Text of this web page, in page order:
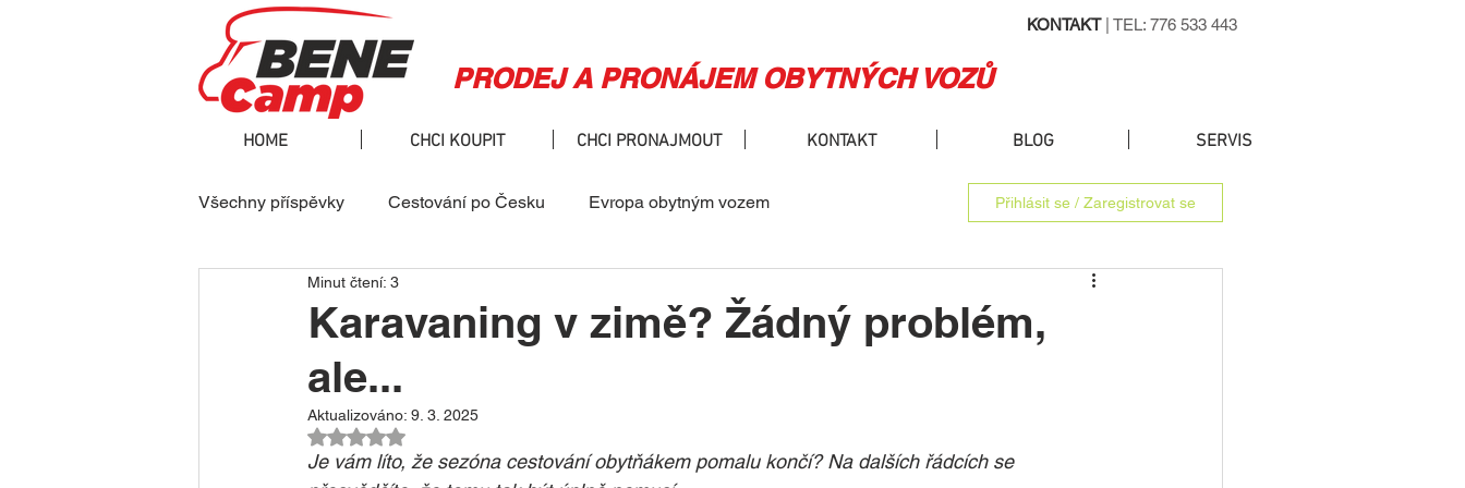
KONTAKT| TEL: 776 533 443
PRODEJ A PRONÁJEM OBYTNÝCH VOZŮ
HOME CHCI KOUPIT CHCI PRONAJMOUT KONTAKT BLOG SERVIS
Všechny příspěvky Cestování po Česku Evropa obytným vozem
Technika a vše kolem
Přihlásit se / Zaregistrovat se
Karavaning v zimě? Žádný problém,
ale...
Minut čtení: 3
Aktualizováno: 9. 3. 2025
Hodnoceno NaN z 5 hvězdiček.
Je vám líto, že sezóna cestování obytňákem pomalu končí? Na dalších řádcích se